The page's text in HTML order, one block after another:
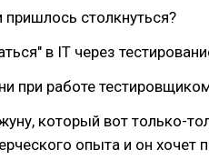
столкнуться?
в IT через
при работе
который вот только-
опыта и он хочет